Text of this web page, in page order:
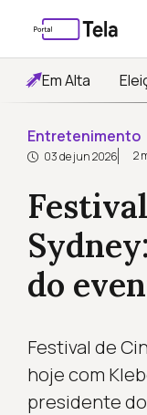
Em Alta
Entretenimento
03 de jun 2026 2
do
Festival de
hoje com
presidente